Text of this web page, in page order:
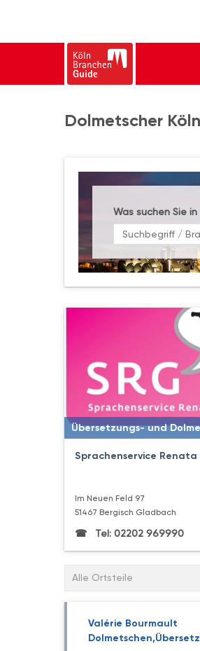
Dolmetscher
Was suchen Sie
Übersetzungs- und
Sprachenservice Renata
Im Neuen Feld 97
51467 Bergisch Gladbach
Tel: 02202 969990
Alle Ortsteile
Valérie Bourmault